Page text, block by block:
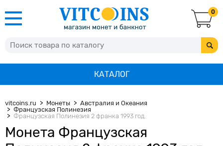
0
КАТАЛОГ
vitcoins.ru Монеты
Австралия и Океания
Французская Полинезия
Французская Полинезия 2 франка 1993 год.
Монета Французская